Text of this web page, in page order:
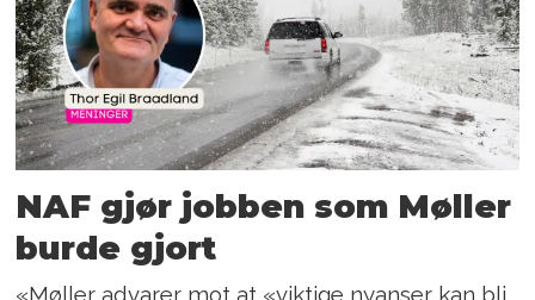
NAF gjør jobben som Møller
burde gjort
«Møller advarer mot at «viktige nyanser kan bli